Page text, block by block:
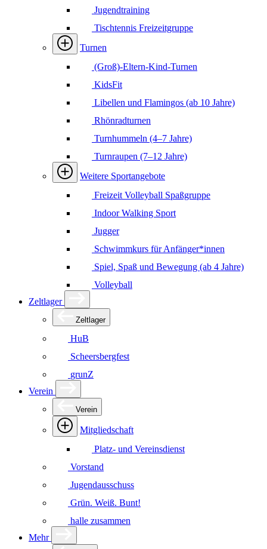
Jugendtraining
Tischtennis Freizeitgruppe
Turnen
(Groß)-Eltern-Kind-Turnen
KidsFit
Libellen und Flamingos (ab 10 Jahre)
Rhönradturnen
Turnhummeln (4–7 Jahre)
Turnraupen (7–12 Jahre)
Weitere Sportangebote
Freizeit Volleyball Spaßgruppe
Indoor Walking Sport
Jugger
Schwimmkurs für Anfänger*innen
Spiel, Spaß und Bewegung (ab 4 Jahre)
Volleyball
Zeltlager
Zeltlager
HuB
Scheersbergfest
grunZ
Verein
Verein
Mitgliedschaft
Platz- und Vereinsdienst
Vorstand
Jugendausschuss
Grün. Weiß. Bunt!
halle zusammen
Mehr